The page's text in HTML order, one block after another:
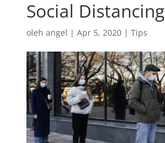
Social Distancing
oleh angel | Apr 5, 2020| Tips